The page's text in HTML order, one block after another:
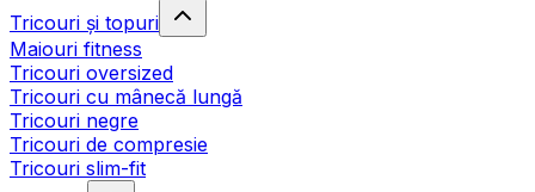
Tricouri și topuri
Maiouri fitness
Tricouri oversized
Tricouri cu mânecă lungă
Tricouri negre
Tricouri de compresie
Tricouri slim-fit